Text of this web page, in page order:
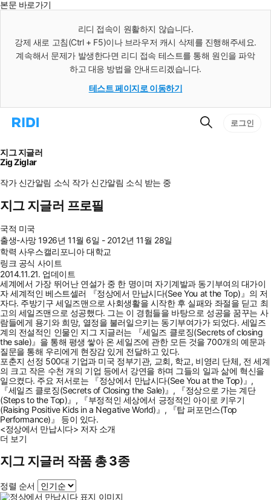
본문 바로가기
리디 접속이 원활하지 않습니다.
강제 새로 고침(Ctrl + F5)이나 브라우저 캐시 삭제를 진행해주세요.
계속해서 문제가 발생한다면 리디 접속 테스트를 통해 원인을 파악
하고 대응 방법을 안내드리겠습니다.
테스트 페이지로 이동하기
리
으
로
이
동
검
로그인
지그 지글러
Zig Ziglar
작가 신간알림 소식 작가 신간알림 소식 받는 중
지그 지글러 프로필
국적 미국
출생-사망1926년 11월 6일 - 2012년 11월 28일
학력 사우스캘리포니아 대학교
링크 공식 사이트
2014.11.21. 업데이트
세계에서 가장 뛰어난 연설가 중 한 명이며 자기계발과 동기부여의 대가이
자 세계적인 베스트셀러 『정상에서 만납시다(See You at the Top)』의 저
자다. 주방기구 세일즈맨으로 사회생활을 시작한 후 실패와 좌절을 딛고 최
고의 세일즈맨으로 성공했다. 그는 이 경험들을 바탕으로 성공을 꿈꾸는 사
람들에게 용기와 희망, 열정을 불러일으키는 동기부여가가 되었다. 세일즈
계의 전설적인 인물인 지그 지글러는 『세일즈 클로징(Secrets of closing
the sale)』을 통해 평생 쌓아 온 세일즈에 관한 모든 것을 700개의 예문과
질문을 통해 우리에게 현장감 있게 전달하고 있다.
포춘지 선정 500대 기업과 미국 정부기관, 교회, 학교, 비영리 단체, 전 세계
의 크고 작은 수천 개의 기업 등에서 강연을 하며 그들의 일과 삶에 혁신을
일으켰다. 주요 저서로는 『정상에서 만납시다(See You at the Top)』,
『세일즈 클로징(Secrets of Closing the Sale)』, 『정상으로 가는 계단
(Steps to the Top)』, 『부정적인 세상에서 긍정적인 아이로 키우기
(Raising Positive Kids in a Negative World)』, 『탑 퍼포먼스(Top
Performance)』 등이 있다.
<정상에서 만납시다> 저자 소개
더 보기
지그 지글러 작품 총 3종
정렬 순서